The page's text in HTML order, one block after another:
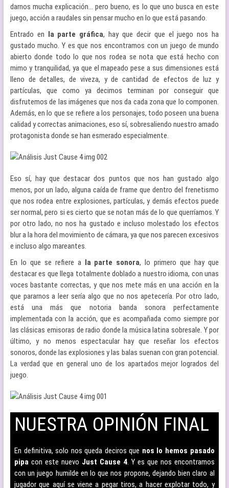
darnos mucha explicación… pero bueno, es lo que uno busca en este
juego, acción a raudales sin pensar mucho en lo que está pasando.
Entrado en la parte gráfica, hay que decir que el juego nos ha
gustado mucho. Y es que nos encontramos con un juego de mundo
abierto donde todo lo que nos rodea se nota que está hecho con
mimo y tranquilidad, ya que el mapeado pese a sus dimensiones está
lleno de detalles, de viveza, y de cantidad de efectos de luz y
partículas, que como ya decimos terminan por conseguir que
disfrutemos de las imágenes que nos da cada zona que lo componen.
Además, en lo que se refiere a los personajes, todo poseen una buena
calidad y correctas animaciones, eso sí, sobresaliendo nuestro amado
protagonista donde se han esmerado especialmente.
Eso sí, hay que destacar dos puntos que nos han gustado algo
menos, por un lado, alguna caída de frame que dentro del frenetismo
que nos rodea entre explosiones, partículas, y demás efectos puede
ser normal, pero si es cierto que se notan más de lo que querríamos. Y
por otro lado, no nos ha gustado e incluso molestado los efectos
blur a la hora del movimiento de cámara, ya que nos parecen excesivos
e incluso algo mareantes.
En lo que se refiere a la parte sonora, lo primero que hay que
destacar es que llega totalmente doblado a nuestro idioma, con unas
voces bastante correctas, y que nos mete más en una acción en la
que pararnos a leer sería algo que no nos apetecería. Por otro lado,
está una más que notoria banda sonora perfectamente
implementada con la acción, que es acompañada como siempre por
las clásicas emisoras de radio donde la música latina sobresale. Y por
último, y no menos espectacular hay que reseñar los efectos
sonoros, donde las explosiones y las balas suenan con gran potencial.
La verdad que en general uno de los apartados mejor logrados del
juego.
NUESTRA OPINIÓN FINAL
En definitiva, solo nos queda deciros que nos lo hemos pasado
pipacon este nuevo Just Cause 4. Y es que nos encontramos
con un juego humilde en lo que nos propone, dejando bien claro al
jugador que aquí se viene a pegar tiros, a hacer explotar todo, y